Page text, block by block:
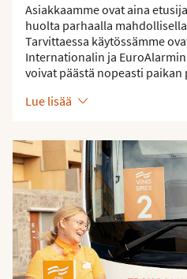
Asiakkaamme ovat aina
huolta parhaalla
Tarvittaessa käytössämme
Internationalin ja
voivat päästä nopeasti paikan
Lue lisää